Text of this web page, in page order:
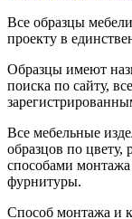
Все образцы
проекту в
Образцы имеют
поиска по сайту,
Все мебельные
образцов по цвету,
способами
фурнитуры.
Способ монтажа и